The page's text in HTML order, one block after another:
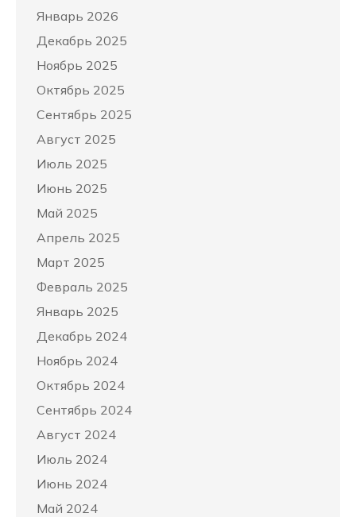
Январь 2026
Декабрь 2025
Ноябрь 2025
Октябрь 2025
Сентябрь 2025
Август 2025
Июль 2025
Июнь 2025
Май 2025
Апрель 2025
Март 2025
Февраль 2025
Январь 2025
Декабрь 2024
Ноябрь 2024
Октябрь 2024
Сентябрь 2024
Август 2024
Июль 2024
Июнь 2024
Май 2024